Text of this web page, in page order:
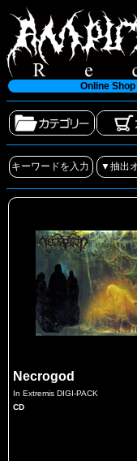
Online Shop
Necrogod
In Extremis DIGI-PACK
CD